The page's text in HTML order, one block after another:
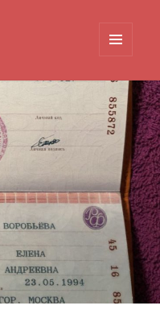
ВИДЖЕТЫ